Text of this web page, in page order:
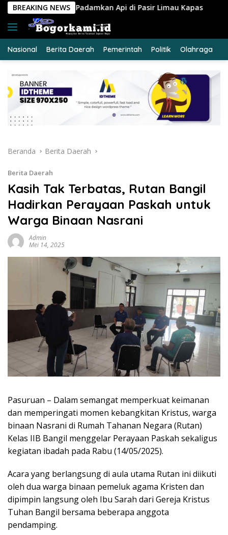
Langsung
konten
BREAKING NEWS
Api di Pasir Limau Kapas Ungkap Peredaran
Nasional Berita Daerah Pemerintah Politik Olahraga
Beranda Berita Daerah
Berita Daerah
Kasih Tak Terbatas, Rutan Bangil
Hadirkan Perayaan Paskah untuk
Warga Binaan Nasrani
Admin
Mei 14, 2025
Pasuruan – Dalam semangat memperkuat keimanan
dan memperingati momen kebangkitan Kristus, warga
binaan Nasrani di Rumah Tahanan Negara (Rutan)
Kelas IIB Bangil menggelar Perayaan Paskah sekaligus
kegiatan ibadah pada Rabu (14/05/2025).
Acara yang berlangsung di aula utama Rutan ini diikuti
oleh dua warga binaan pemeluk agama Kristen dan
dipimpin langsung oleh Ibu Sarah dari Gereja Kristus
Tuhan Bangil bersama beberapa anggota
pendamping.